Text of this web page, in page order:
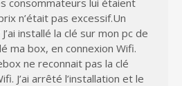
n’était pas excessif.Un
installé la clé sur mon pc de
ma box, en connexion Wifi.
ne reconnait pas la clé
J’ai arrêté l’installation et le